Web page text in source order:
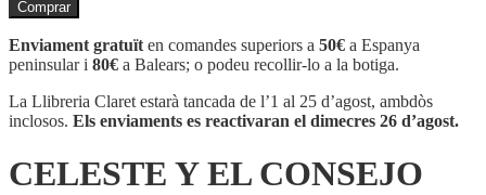
CELESTE
Y
EL
CONSEJO
Comprar
Enviament gratuït en comandes superiors a 50€ a Espanya
peninsular i 80€ a Balears; o podeu recollir-lo a la botiga.
La Llibreria Claret estarà tancada de l’1 al 25 d’agost, ambdòs
inclosos. Els enviaments es reactivaran el dimecres 26 d’agost.
CELESTE Y EL CONSEJO